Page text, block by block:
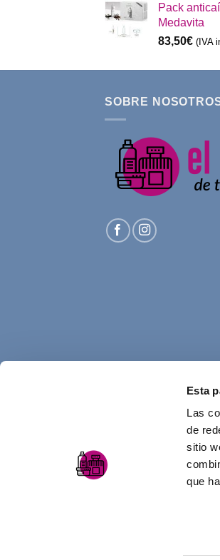
Esta
Las
de
sitio
que
Pack
Medavita
83,50€ (IVA
SOBRE